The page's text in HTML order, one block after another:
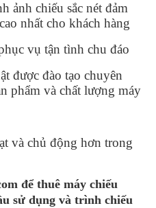
ảnh chiếu sắc nét đảm
nhất cho khách hàng
vụ tận tình chu đáo
được đào tạo chuyên
phẩm và chất lượng máy
và chủ động hơn trong
để thuê máy chiếu
sử dụng và trình chiếu